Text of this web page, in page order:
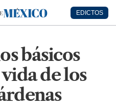
EDICTOS
básicos
de los